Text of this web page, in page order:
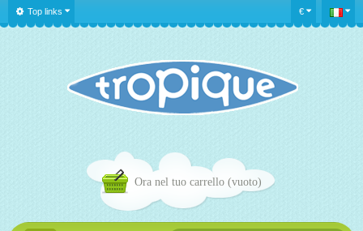
€
Top links
Ora nel tuo carrello (vuoto)